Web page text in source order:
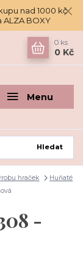
nad 1000 kč
ALZA BOXY
Menu
Hledat
0 ks
0 Kč
hraček
Huňaté
-